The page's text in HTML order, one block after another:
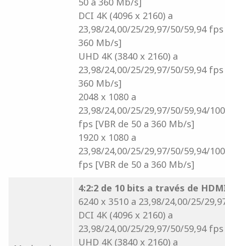
DCI 4K (4096 x 2160) a
23,98/24,00/25/29,97/50/59,94 fps
360 Mb/s]
UHD 4K (3840 x 2160) a
23,98/24,00/25/29,97/50/59,94 fps
360 Mb/s]
2048 x 1080 a
23,98/24,00/25/29,97/50/59,94/
fps [VBR de 50 a 360 Mb/s]
1920 x 1080 a
23,98/24,00/25/29,97/50/59,94/
fps [VBR de 50 a 360 Mb/s]
4:2:2 de 10 bits a través de
6240 x 3510 a 23,98/24,00/25/
DCI 4K (4096 x 2160) a
23,98/24,00/25/29,97/50/59,94 fps
UHD 4K (3840 x 2160) a